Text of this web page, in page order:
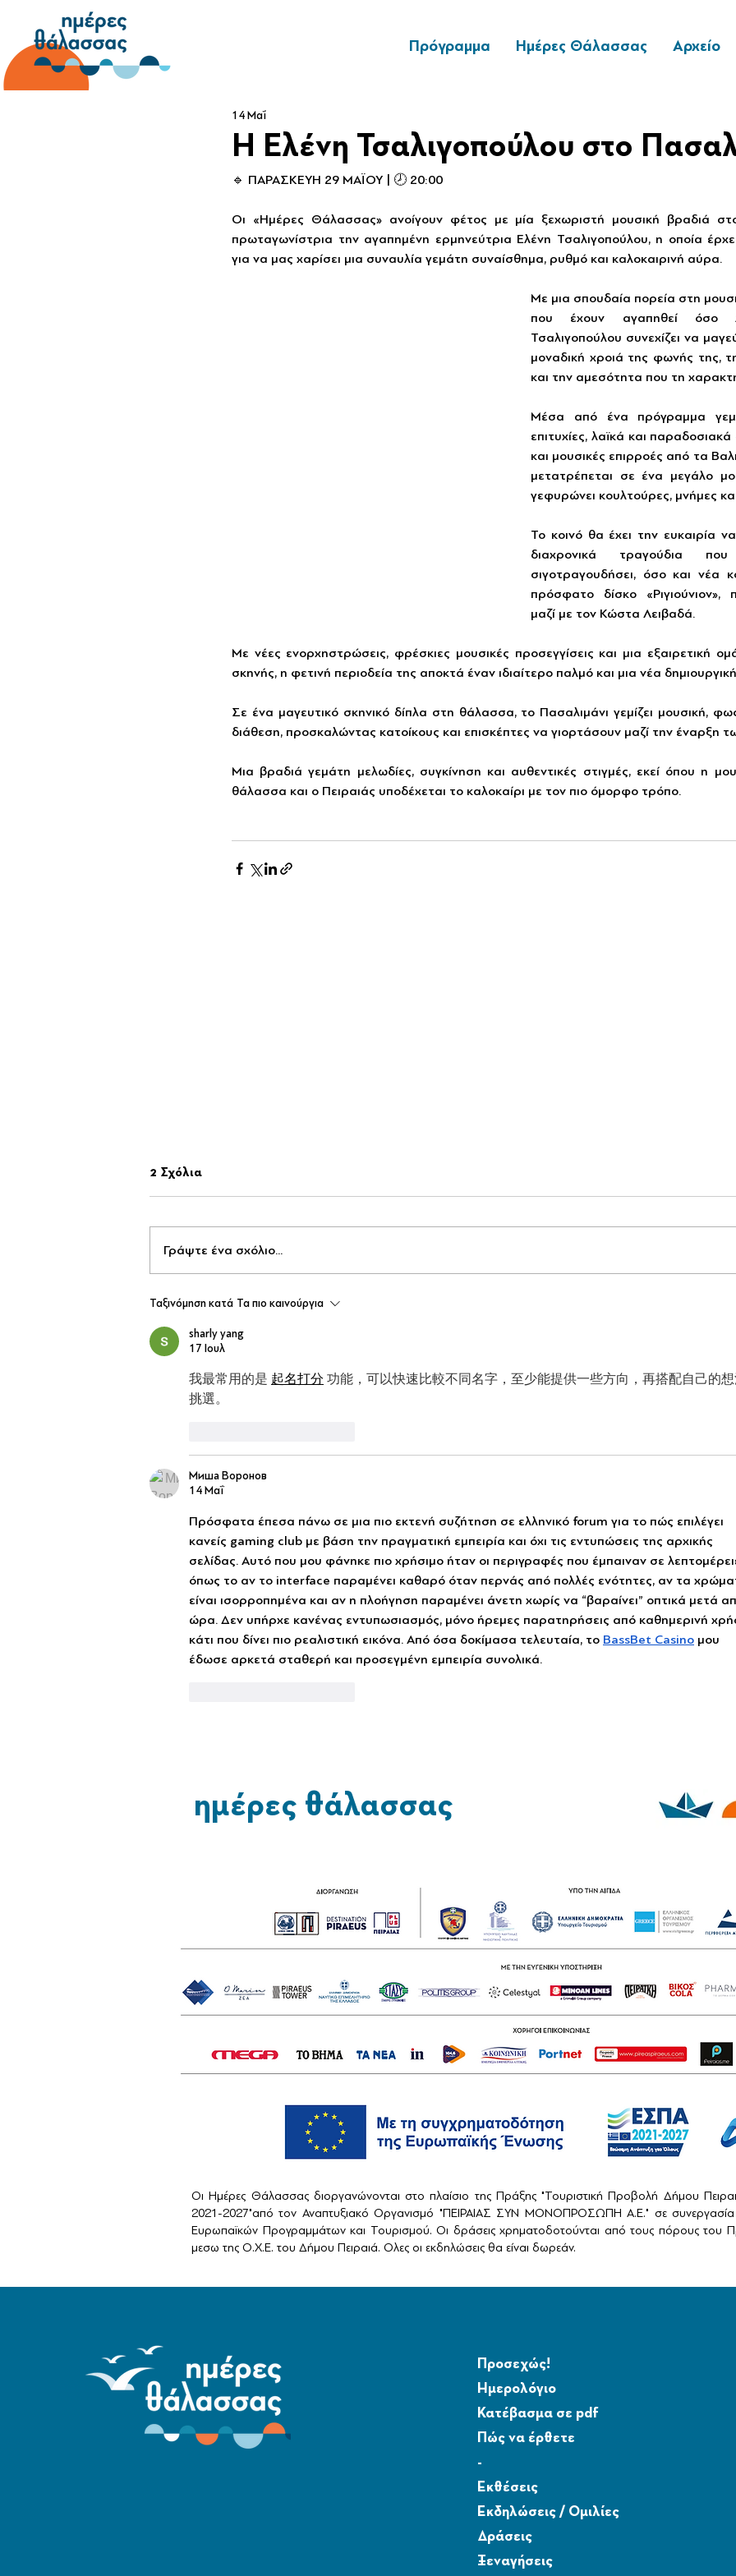
Πρόγραμμα Ημέρες Θάλασσας Αρχείο
Η Ελένη Τσαλιγοπούλου στο
14 Μαΐ
🔹 ΠΑΡΑΣΚΕΥΗ 29 ΜΑΪΟΥ | 🕗 20:00
Οι «Ημέρες Θάλασσας» ανοίγουν φέτος με μία ξεχωριστή μουσική βραδιά
πρωταγωνίστρια την αγαπημένη ερμηνεύτρια Ελένη Τσαλιγοπούλου, η οποία
για να μας χαρίσει μια συναυλία γεμάτη συναίσθημα, ρυθμό και καλοκαιρινή αύρα.
Με μια σπουδαία πορεία στη
που έχουν αγαπηθεί όσο
Τσαλιγοπούλου συνεχίζει να
μοναδική χροιά της φωνής της,
και την αμεσότητα που τη
Μέσα από ένα πρόγραμμα
επιτυχίες, λαϊκά και
και μουσικές επιρροές από τα
μετατρέπεται σε ένα μεγάλο
γεφυρώνει κουλτούρες, μνήμες
Το κοινό θα έχει την ευκαιρία
διαχρονικά τραγούδια
σιγοτραγουδήσει, όσο και νέα
πρόσφατο δίσκο «Ριγιούνιον»,
μαζί με τον Κώστα Λειβαδά.
Με νέες ενορχηστρώσεις, φρέσκιες μουσικές προσεγγίσεις και μια εξαιρετική
σκηνής, η φετινή περιοδεία της αποκτά έναν ιδιαίτερο παλμό και μια νέα
Σε ένα μαγευτικό σκηνικό δίπλα στη θάλασσα, το Πασαλιμάνι γεμίζει μουσική,
διάθεση, προσκαλώντας κατοίκους και επισκέπτες να γιορτάσουν μαζί την έναρξη
Μια βραδιά γεμάτη μελωδίες, συγκίνηση και αυθεντικές στιγμές, εκεί όπου η
θάλασσα και ο Πειραιάς υποδέχεται το καλοκαίρι με τον πιο όμορφο τρόπο.
«Νησιώτικο Αεράκι» στην Ε’
2 Σχόλια
Γράψτε ένα σχόλιο...
Ταξινόμηση κατά Τα πιο καινούργια
sharly yang
17 Ιουλ
我最常用的是 起名打分 功能，可以快速比較不同名字，至少能提供一些方向，再搭配自己的
挑選。
Миша Воронов
14 Μαΐ
Πρόσφατα έπεσα πάνω σε μια πιο εκτενή συζήτηση σε ελληνικό forum για το πώς επιλέγει
κανείς gaming club με βάση την πραγματική εμπειρία και όχι τις εντυπώσεις της αρχικής
σελίδας. Αυτό που μου φάνηκε πιο χρήσιμο ήταν οι περιγραφές που έμπαιναν σε
όπως το αν το interface παραμένει καθαρό όταν περνάς από πολλές ενότητες, αν τα
είναι ισορροπημένα και αν η πλοήγηση παραμένει άνετη χωρίς να “βαραίνει” οπτικά μετά
ώρα. Δεν υπήρχε κανένας εντυπωσιασμός, μόνο ήρεμες παρατηρήσεις από καθημερινή
κάτι που δίνει πιο ρεαλιστική εικόνα. Από όσα δοκίμασα τελευταία, το BassBet Casino μου
έδωσε αρκετά σταθερή και προσεγμένη εμπειρία συνολικά.
ημέρες θάλασσας
Οι Ημέρες Θάλασσας διοργανώνονται στο πλαίσιο της Πράξης "Τουριστική Προβολή Δήμου
2021-2027"από τον Αναπτυξιακό Οργανισμό "ΠΕΙΡΑΙΑΣ ΣΥΝ ΜΟΝΟΠΡΟΣΩΠΗ Α.Ε." σε συνεργασία
Ευρωπαϊκών Προγραμμάτων και Τουρισμού. Οι δράσεις χρηματοδοτούνται από τους πόρους του
μεσω της Ο.Χ.Ε. του Δήμου Πειραιά. Ολες οι εκδηλώσεις θα είναι δωρεάν.
Προσεχώς!
Ημερολόγιο
Κατέβασμα σε pdf
Πώς να έρθετε
-
Εκθέσεις
Εκδηλώσεις / Ομιλίες
Δράσεις
Ξεναγήσεις